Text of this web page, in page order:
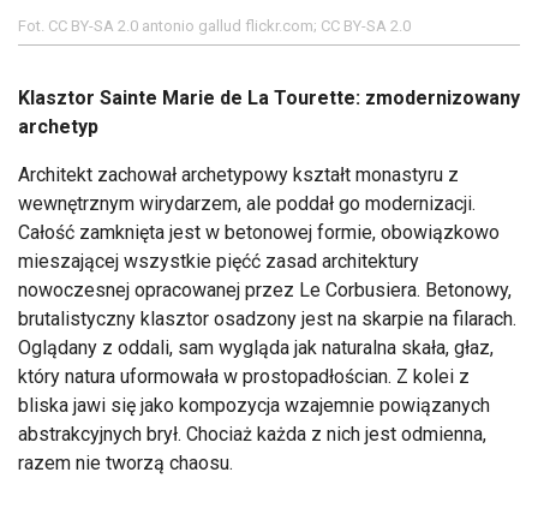
Fot. CC BY-SA 2.0 antonio gallud flickr.com; CC BY-SA 2.0
Klasztor Sainte Marie de La Tourette: zmodernizowany
archetyp
Architekt zachował archetypowy kształt monastyru z
wewnętrznym wirydarzem, ale poddał go modernizacji.
Całość zamknięta jest w betonowej formie, obowiązkowo
mieszającej wszystkie pięćć zasad architektury
nowoczesnej opracowanej przez Le Corbusiera. Betonowy,
brutalistyczny klasztor osadzony jest na skarpie na filarach.
Oglądany z oddali, sam wygląda jak naturalna skała, głaz,
który natura uformowała w prostopadłościan. Z kolei z
bliska jawi się jako kompozycja wzajemnie powiązanych
abstrakcyjnych brył. Chociaż każda z nich jest odmienna,
razem nie tworzą chaosu.